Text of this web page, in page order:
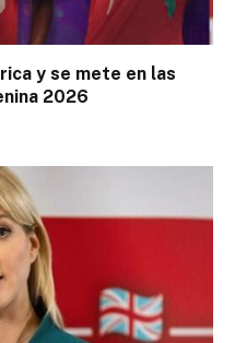
y se mete en las
2026